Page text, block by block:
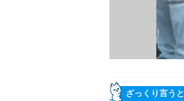
ざっくり言うと